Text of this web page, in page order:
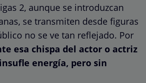
2, aunque se introduzcan
se transmiten desde figuras
no se ve tan reflejado. Por
esa chispa del actor o actriz
energía, pero sin